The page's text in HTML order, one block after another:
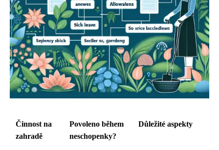
Činnost na
zahradě
Povoleno během
neschopenky?
Důležité aspekty